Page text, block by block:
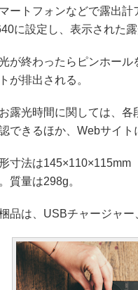
ートフォンなどで露出計
に設定し、表示された
が終わったらピンホール
が排出される。
露光時間に関しては、各
できるほか、Webサイ
寸法は145×110×115mm
質量は298g。
品は、USBチャージャー